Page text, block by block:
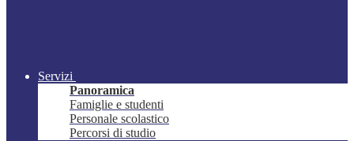
Servizi
Panoramica
Famiglie e studenti
Personale scolastico
Percorsi di studio